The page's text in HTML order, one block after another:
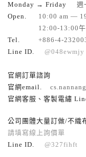
Monday → Friday
週
Open.
10:00 am —
12:00-13:00
Tel.
+886-4-
Line ID.
@048ewmjy
官網訂單諮詢
官網email.
官網客服、客製電繡
公司團體大量訂做/不織
請填寫線上詢價單
Line ID.
@327fihft